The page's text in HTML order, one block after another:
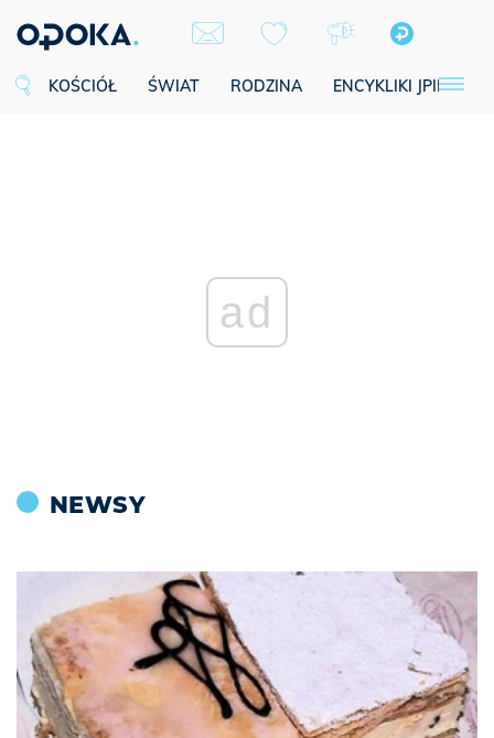
KOŚCIÓŁ ŚWIAT RODZINA ENCYKLIKI JPII
ad
NEWSY